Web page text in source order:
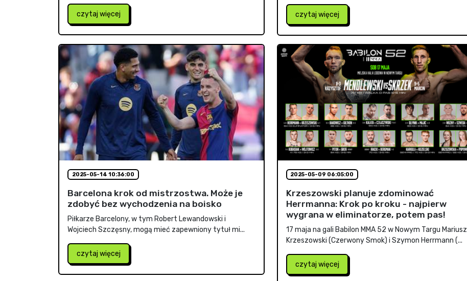
czytaj więcej czytaj więcej
2025-05-14 10:36:00
Barcelona krok od mistrzostwa. Może je
zdobyć bez wychodzenia na boisko
Piłkarze Barcelony, w tym Robert Lewandowski i
Wojciech Szczęsny, mogą mieć zapewniony tytuł mi...
czytaj więcej
2025-05-09 06:05:00
Krzeszowski planuje zdominować
Herrmanna: Krok po kroku - najpierw
wygrana w eliminatorze, potem pas!
17 maja na gali Babilon MMA 52 w Nowym Targu Mariusz
Krzeszowski (Czerwony Smok) i Szymon Herrmann (...
czytaj więcej